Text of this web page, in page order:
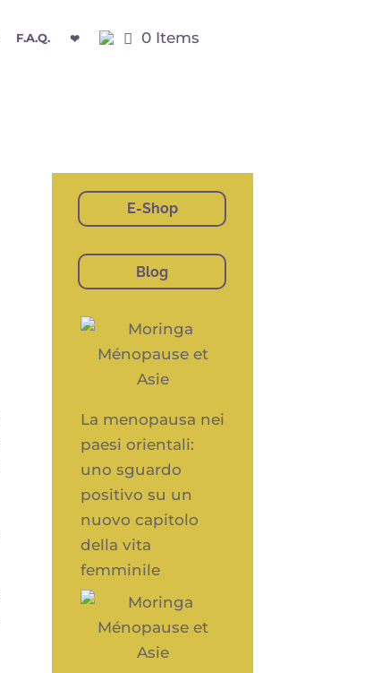
F.A.Q. ❤ 0 Items
E-Shop
Blog
La menopausa nei
paesi orientali:
uno sguardo
positivo su un
nuovo capitolo
della vita
femminile